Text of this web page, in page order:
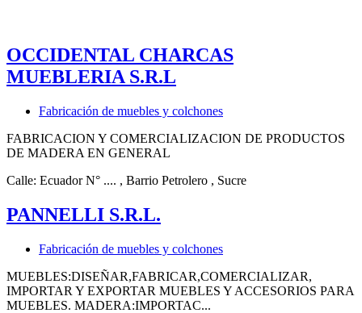
OCCIDENTAL CHARCAS
MUEBLERIA S.R.L
Fabricación de muebles y colchones
FABRICACION Y COMERCIALIZACION DE PRODUCTOS
DE MADERA EN GENERAL
Calle: Ecuador N° .... , Barrio Petrolero , Sucre
PANNELLI S.R.L.
Fabricación de muebles y colchones
MUEBLES:DISEÑAR,FABRICAR,COMERCIALIZAR,
IMPORTAR Y EXPORTAR MUEBLES Y ACCESORIOS PARA
MUEBLES. MADERA:IMPORTAC...